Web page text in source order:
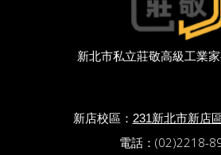
新北市私立莊敬高級工業
新店校區： 231新北市新店
電話：(02)2218-